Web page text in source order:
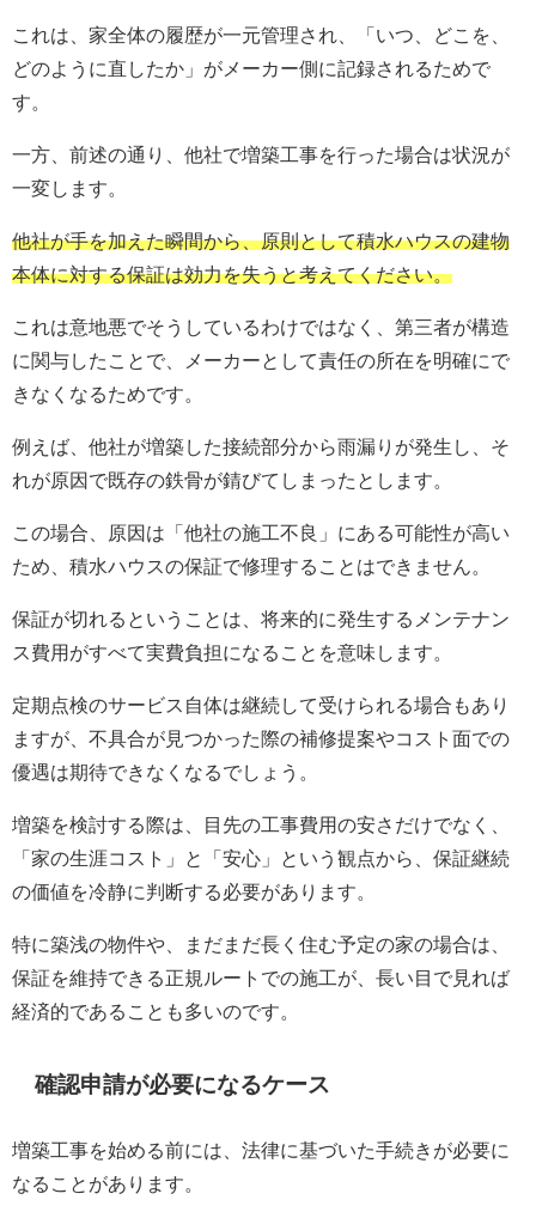
これは、家全体の履歴が一元管理され、「いつ、どこを、
どのように直したか」がメーカー側に記録されるためで
す。
一方、前述の通り、他社で増築工事を行った場合は状況が
一変します。
他社が手を加えた瞬間から、原則として積水ハウスの建物
本体に対する保証は効力を失うと考えてください。
これは意地悪でそうしているわけではなく、第三者が構造
に関与したことで、メーカーとして責任の所在を明確にで
きなくなるためです。
例えば、他社が増築した接続部分から雨漏りが発生し、そ
れが原因で既存の鉄骨が錆びてしまったとします。
この場合、原因は「他社の施工不良」にある可能性が高い
ため、積水ハウスの保証で修理することはできません。
保証が切れるということは、将来的に発生するメンテナン
ス費用がすべて実費負担になることを意味します。
定期点検のサービス自体は継続して受けられる場合もあり
ますが、不具合が見つかった際の補修提案やコスト面での
優遇は期待できなくなるでしょう。
増築を検討する際は、目先の工事費用の安さだけでなく、
「家の生涯コスト」と「安心」という観点から、保証継続
の価値を冷静に判断する必要があります。
特に築浅の物件や、まだまだ長く住む予定の家の場合は、
保証を維持できる正規ルートでの施工が、長い目で見れば
経済的であることも多いのです。
確認申請が必要になるケース
増築工事を始める前には、法律に基づいた手続きが必要に
なることがあります。